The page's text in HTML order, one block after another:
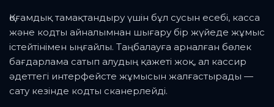
Қоғамдық тамақтандыру үшін бұл сусын есебі, касса
және кодты айналымнан шығару бір жүйеде жұмыс
істейтінімен ыңғайлы. Таңбалауға арналған бөлек
бағдарлама сатып алудың қажеті жоқ, ал кассир
әдеттегі интерфейсте жұмысын жалғастырады —
сату кезінде кодты сканерлейді.